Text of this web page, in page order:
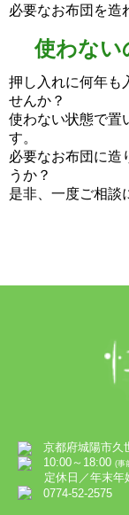
必要なお布団を造
使わない
押し入れに何年も
せんか？
使わない状態で置
す。
必要なお布団に造
うか？
是非、一度ご相談
京都府城陽市久
10:00～18:00 (事
定休日／年末年
0774-52-2575